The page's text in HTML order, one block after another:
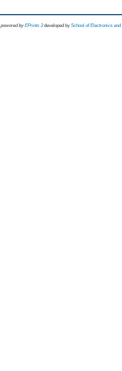
powored byEPrints 3 developed by School of Electronics